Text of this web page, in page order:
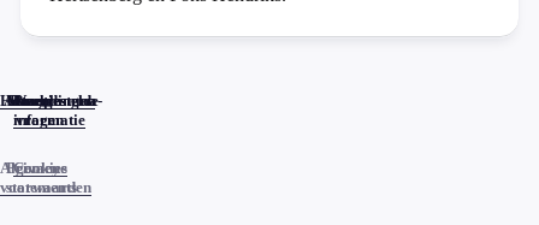
Home
Actueel
Uitzendingen
Reacties
Programma-
informatie
Veelgestelde
vragen
Algemene
voorwaarden
Privacy
statements
Cookies